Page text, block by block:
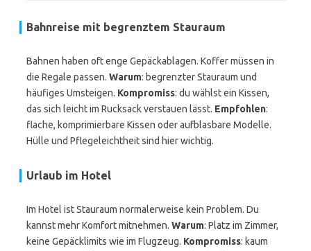
Bahnreise mit begrenztem Stauraum
Bahnen haben oft enge Gepäckablagen. Koffer müssen in
die Regale passen. Warum: begrenzter Stauraum und
häufiges Umsteigen. Kompromiss: du wählst ein Kissen,
das sich leicht im Rucksack verstauen lässt. Empfohlen:
flache, komprimierbare Kissen oder aufblasbare Modelle.
Hülle und Pflegeleichtheit sind hier wichtig.
Urlaub im Hotel
Im Hotel ist Stauraum normalerweise kein Problem. Du
kannst mehr Komfort mitnehmen. Warum: Platz im Zimmer,
keine Gepäcklimits wie im Flugzeug. Kompromiss: kaum